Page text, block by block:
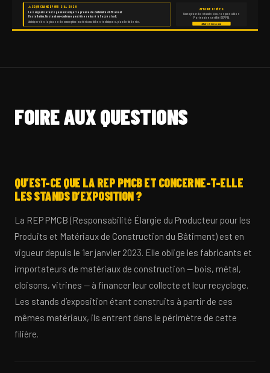
⚠ CE QUI CHANGE POUR SIAL 2026
Les organisateurs peuvent exiger la preuve de conformité AGEC avant
l’installation. Un stand non-conforme peut être refusé à l’accès hall.
Anticiper dès la phase de conception : matériaux, fiches techniques, plan de fin de vie.
AFFAIRE D’IDÉES
Concepteur de stands éco-responsables
Partenaire certifié GEPPIA
affairedidees.com
FOIRE AUX QUESTIONS
QU’EST-CE QUE LA REP PMCB ET CONCERNE-T-ELLE
LES STANDS D’EXPOSITION ?
La REP PMCB (Responsabilité Élargie du Producteur pour les
Produits et Matériaux de Construction du Bâtiment) est en
vigueur depuis le 1er janvier 2023. Elle oblige les fabricants et
importateurs de matériaux de construction — bois, métal,
cloisons, vitrines — à financer leur collecte et leur recyclage.
Les stands d’exposition étant construits à partir de ces
mêmes matériaux, ils entrent dans le périmètre de cette
filière.